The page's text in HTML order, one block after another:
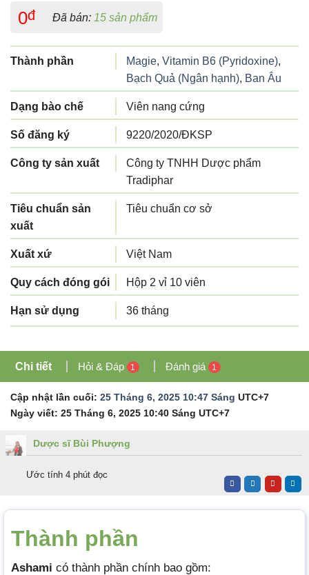
5 dựa trên
đánh giá
0đ Đã bán: 15 sản phẩm
Thành phần Magie, Vitamin B6 (Pyridoxine),
Bạch Quả (Ngân hạnh), Ban Âu
Dạng bào chế Viên nang cứng
Số đăng ký 9220/2020/ĐKSP
Công ty sản xuất
Công ty TNHH Dược phẩm
Tradiphar
Tiêu chuẩn sản
xuất
Tiêu chuẩn cơ sở
Xuất xứ Việt Nam
Quy cách đóng gói Hộp 2 vỉ 10 viên
Hạn sử dụng 36 tháng
Chi tiết Hỏi & Đáp 1 Đánh giá 1
Cập nhật lần cuối: 25 Tháng 6, 2025 10:47 Sáng UTC+7
Ngày viết: 25 Tháng 6, 2025 10:40 Sáng UTC+7
Dược sĩ Bùi Phượng
Ước tính 4 phút đọc
Thành phần
Ashami có thành phần chính bao gồm: